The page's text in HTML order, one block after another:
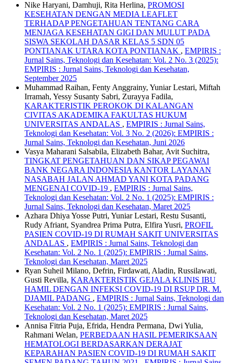
Nike Haryani, Damhuji, Rita Herlina, PROMOSI
KESEHATAN DENGAN MEDIA LEAFLET
TERHADAP PENGETAHUAN TENTANG CARA
MENJAGA KESEHATAN GIGI DAN MULUT PADA
SISWA SEKOLAH DASAR KELAS 5 SDN 05
PONTIANAK UTARA KOTA PONTIANAK , EMPIRIS :
Jurnal Sains, Teknologi dan Kesehatan: Vol. 2 No. 3 (2025):
EMPIRIS : Jurnal Sains, Teknologi dan Kesehatan,
September 2025
Muhammad Raihan, Fenty Anggrainy, Yuniar Lestari, Miftah
Irramah, Yessy Susanty Sabri, Zurayya Fadila,
KARAKTERISTIK PEROKOK DI KALANGAN
CIVITAS AKADEMIKA FAKULTAS HUKUM
UNIVERSITAS ANDALAS , EMPIRIS : Jurnal Sains,
Teknologi dan Kesehatan: Vol. 3 No. 2 (2026): EMPIRIS :
Jurnal Sains, Teknologi dan Kesehatan, Juni 2026
Vasya Maharani Salsabila, Elizabeth Bahar, Avit Suchitra,
TINGKAT PENGETAHUAN DAN SIKAP PEGAWAI
BANK NEGARA INDONESIA KANTOR LAYANAN
NASABAH JALAN AHMAD YANI KOTA PADANG
MENGENAI COVID-19 , EMPIRIS : Jurnal Sains,
Teknologi dan Kesehatan: Vol. 2 No. 1 (2025): EMPIRIS :
Jurnal Sains, Teknologi dan Kesehatan, Maret 2025
Azhara Dhiya Yosse Putri, Yuniar Lestari, Restu Susanti,
Rudy Afriant, Syandrea Prima Putra, Elfira Yusri, PROFIL
PASIEN COVID-19 DI RUMAH SAKIT UNIVERSITAS
ANDALAS , EMPIRIS : Jurnal Sains, Teknologi dan
Kesehatan: Vol. 2 No. 1 (2025): EMPIRIS : Jurnal Sains,
Teknologi dan Kesehatan, Maret 2025
Ryan Suheil Milano, Defrin, Firdawati, Aladin, Russilawati,
Gusti Revilla, KARAKTERISTIK GEJALA KLINIS IBU
HAMIL DENGAN INFEKSI COVID-19 DI RSUP DR. M.
DJAMIL PADANG , EMPIRIS : Jurnal Sains, Teknologi dan
Kesehatan: Vol. 2 No. 1 (2025): EMPIRIS : Jurnal Sains,
Teknologi dan Kesehatan, Maret 2025
Annisa Fitria Puja, Efrida, Hendra Permana, Dwi Yulia,
Rahmani Welan, PERBEDAAN HASIL PEMERIKSAAN
HEMATOLOGI BERDASARKAN DERAJAT
KEPARAHAN PASIEN COVID-19 DI RUMAH SAKIT